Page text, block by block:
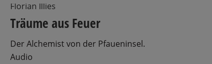
Florian Illies
Träume aus Feuer
Der Alchemist von der Pfaueninsel.
Audio